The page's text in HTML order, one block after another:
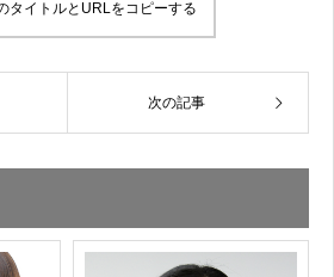
タイトルとURLをコピーする
次の記事